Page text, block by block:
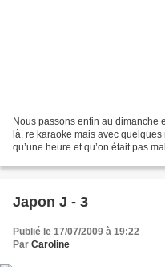
Nous passons enfin au dimanche
là, re karaoke mais avec
qu’une heure et qu’on était pas
Japon J - 3
Publié le 17/07/2009 à 19:22
Par Caroline